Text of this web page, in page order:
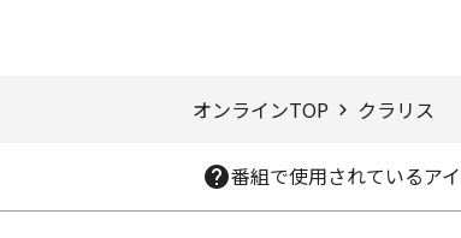
オンラインTOP クラリス
番組で使用されているア